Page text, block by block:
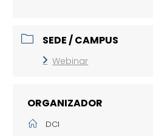
SEDE / CAMPUS
Webinar
ORGANIZADOR
DCI